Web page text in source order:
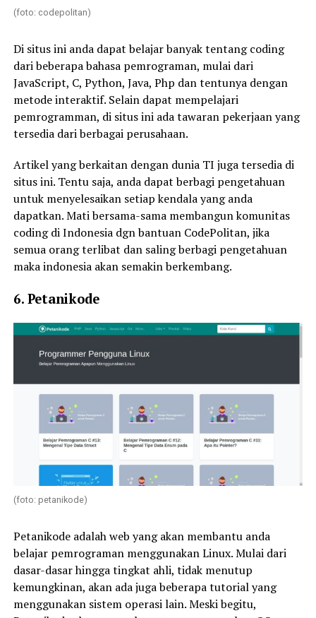
(foto: codepolitan)
Di situs ini anda dapat belajar banyak tentang coding
dari beberapa bahasa pemrograman, mulai dari
JavaScript, C, Python, Java, Php dan tentunya dengan
metode interaktif. Selain dapat mempelajari
pemrogramman, di situs ini ada tawaran pekerjaan yang
tersedia dari berbagai perusahaan.
Artikel yang berkaitan dengan dunia TI juga tersedia di
situs ini. Tentu saja, anda dapat berbagi pengetahuan
untuk menyelesaikan setiap kendala yang anda
dapatkan. Mati bersama-sama membangun komunitas
coding di Indonesia dgn bantuan CodePolitan, jika
semua orang terlibat dan saling berbagi pengetahuan
maka indonesia akan semakin berkembang.
6. Petanikode
(foto: petanikode)
Petanikode adalah web yang akan membantu anda
belajar pemrograman menggunakan Linux. Mulai dari
dasar-dasar hingga tingkat ahli, tidak menutup
kemungkinan, akan ada juga beberapa tutorial yang
menggunakan sistem operasi lain. Meski begitu,